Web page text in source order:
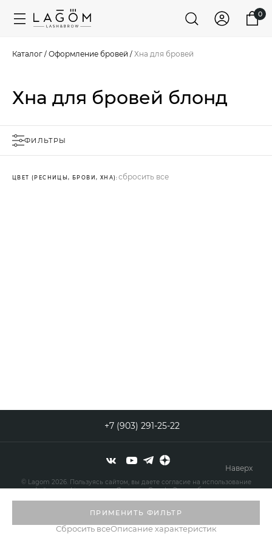
0
Каталог / Оформление бровей / Хна для бровей
Хна для бровей блонд
ФИЛЬТРЫ
ПРИМЕНИТЬ ФИЛЬТР
Сбросить всеОписание характеристик
ЦВЕТ (РЕСНИЦЫ, БРОВИ, ХНА): сбросить все
Наверх
+7 (903) 291-25-22
© Lagom 2026. Пользуясь сайтом, вы даете согласие на использование
файлов cookies сервисов Яндекс и Google. Это необходимо для